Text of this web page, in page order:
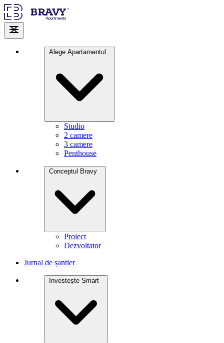
Alege Apartamentul
Studio
2 camere
3 camere
Penthouse
Conceptul Bravy
Proiect
Dezvoltator
Jurnal de șantier
Investește Smart